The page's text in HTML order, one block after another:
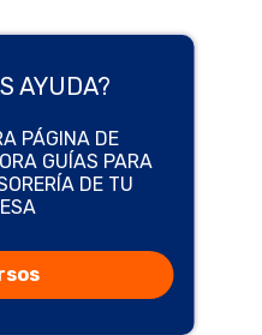
AYUDA?
PÁGINA DE
GUÍAS PARA
DE TU